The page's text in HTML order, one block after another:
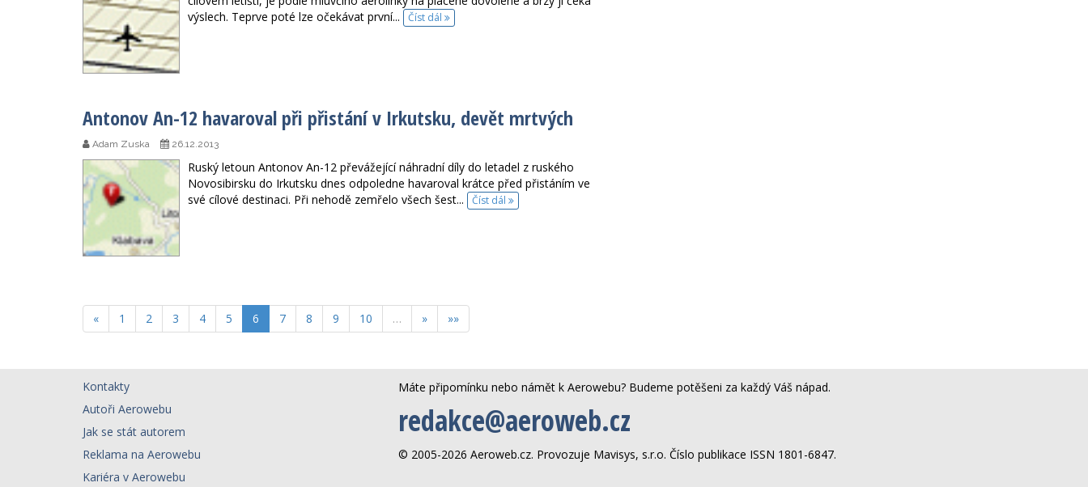
výslech. Teprve poté lze očekávat první...
Číst dál
Antonov An-12 havaroval při přistání v Irkutsku, devět mrtvých
Adam Zuska 26.12.2013
Ruský letoun Antonov An-12 převážející náhradní díly do letadel z ruského
Novosibirsku do Irkutsku dnes odpoledne havaroval krátce před přistáním ve
své cílové destinaci. Při nehodě zemřelo všech šest...
Číst dál
« 1 2 3 4 5 6 7 8 9 10 … » »»
Kontakty
Autoři Aerowebu
Jak se stát autorem
Reklama na Aerowebu
Kariéra v Aerowebu
Máte připomínku nebo námět k Aerowebu? Budeme potěšeni za každý Váš nápad.
redakce@aeroweb.cz
© 2005-2026 Aeroweb.cz. Provozuje Mavisys, s.r.o. Číslo publikace ISSN 1801-6847.